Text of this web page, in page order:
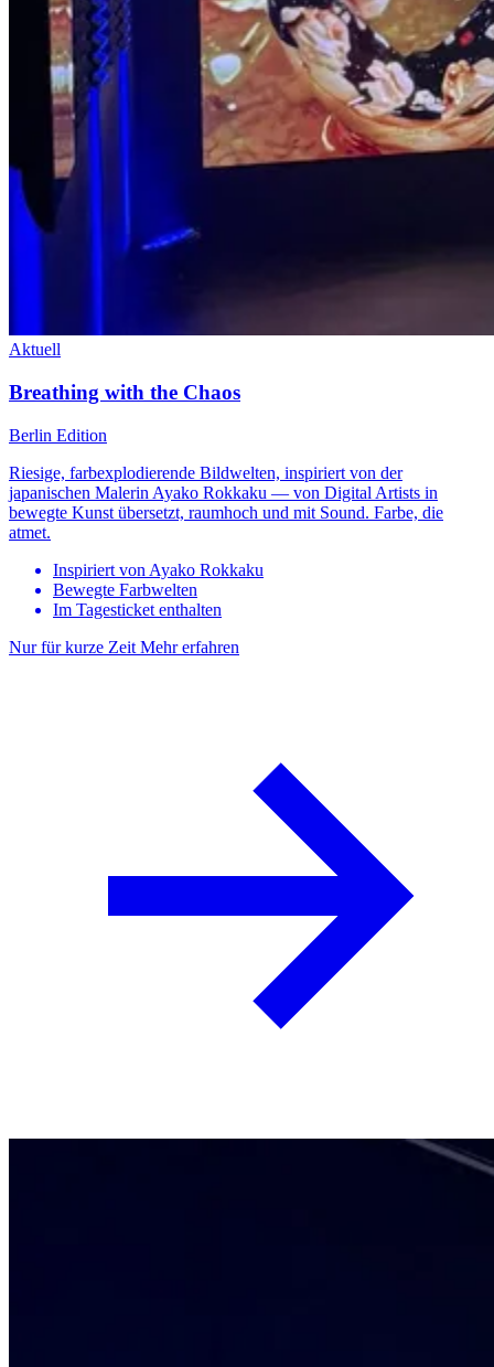
Aktuell
Breathing with the Chaos
Berlin Edition
Riesige, farbexplodierende Bildwelten, inspiriert von der
japanischen Malerin Ayako Rokkaku — von Digital Artists in
bewegte Kunst übersetzt, raumhoch und mit Sound. Farbe, die
atmet.
Inspiriert von Ayako Rokkaku
Bewegte Farbwelten
Im Tagesticket enthalten
Nur für kurze Zeit Mehr erfahren